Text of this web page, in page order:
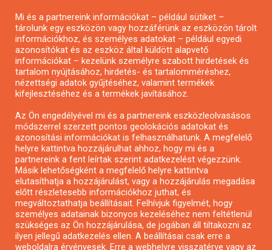
Pályázatírás civil szervezeteknek
Pályázatírás önkormányzatoknak
Pályázatfigyelés
Specifikus pályázatfigyelés vagy hírlevél
Pályázatok magánszemélyeknek
Pályázatok civil szervezeteknek
Pályázatok vállalkozásoknak
Önkormányzati pályázatok
Mezőgazdasági pályázatok
Falusi turizmus pályázatok
Mi és a partnereink információkat – például sütiket –
tárolunk egy eszközön vagy hozzáférünk az eszközön tárolt
információkhoz, és személyes adatokat – például egyedi
azonosítókat és az eszköz által küldött alapvető
információkat – kezelünk személyre szabott hirdetések és
tartalom nyújtásához, hirdetés- és tartalomméréshez,
nézettségi adatok gyűjtéséhez, valamint termékek
kifejlesztéséhez és a termékek javításához.
Az Ön engedélyével mi és a partnereink eszközleolvasásos
módszerrel szerzett pontos geolokációs adatokat és
azonosítási információkat is felhasználhatunk. A megfelelő
helyre kattintva hozzájárulhat ahhoz, hogy mi és a
partnereink a fent leírtak szerint adatkezelést végezzünk.
Másik lehetőségként a megfelelő helyre kattintva
elutasíthatja a hozzájárulást, vagy a hozzájárulás megadása
előtt részletesebb információkhoz juthat, és
megváltoztathatja beállításait. Felhívjuk figyelmét, hogy
személyes adatainak bizonyos kezeléséhez nem feltétlenül
szükséges az Ön hozzájárulása, de jogában áll tiltakozni az
ilyen jellegű adatkezelés ellen. A beállításai csak erre a
weboldalra érvényesek. Erre a webhelyre visszatérve vagy az